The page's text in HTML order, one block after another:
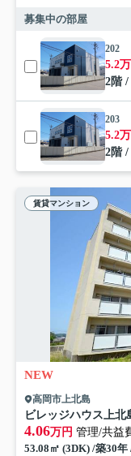
募集中の部屋
202
5.2
2階
203
5.2
2階
賃貸マンション
NEW
高岡市上北島
ビレッジハウス上北
4.06万円 管理/共益
53.08㎡ (3DK) /築30年